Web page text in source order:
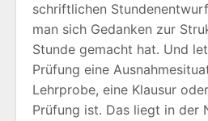
schriftlichen
man sich Gedanken zur
Stunde gemacht hat. Und
Prüfung eine
Lehrprobe, eine Klausur
Prüfung ist. Das liegt in der